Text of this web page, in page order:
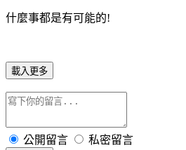
什麼事都是有可能的!
載入更多
公開留言 私密留言